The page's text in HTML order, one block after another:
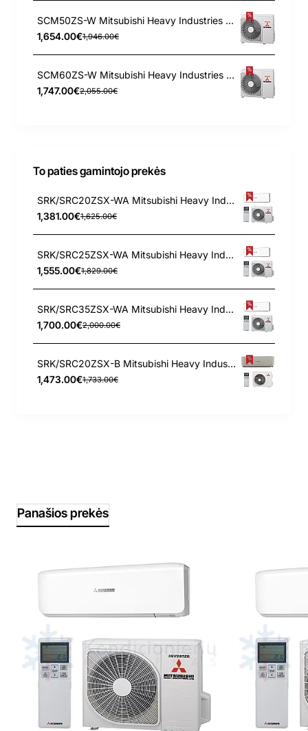
SCM50ZS-W Mitsubishi Heavy Industries 5.0/6.0 kW lauko blokas
1,654.00€1,946.00€
SCM60ZS-W Mitsubishi Heavy Industries 6.0/6.8 kW lauko blokas
1,747.00€2,055.00€
To paties gamintojo prekės
SRK/SRC20ZSX-WA Mitsubishi Heavy Industries 2.0/2.7 kW šilumos siurblys
1,381.00€1,625.00€
SRK/SRC25ZSX-WA Mitsubishi Heavy Industries 2.5/3.2 kW šilumos siurblys
1,555.00€1,829.00€
SRK/SRC35ZSX-WA Mitsubishi Heavy Industries 3.5/4.3 kW šilumos siurblys
1,700.00€2,000.00€
SRK/SRC20ZSX-B Mitsubishi Heavy Industries 2.0/2.7 kW šilumos siurblys
1,473.00€1,733.00€
Panašios prekės